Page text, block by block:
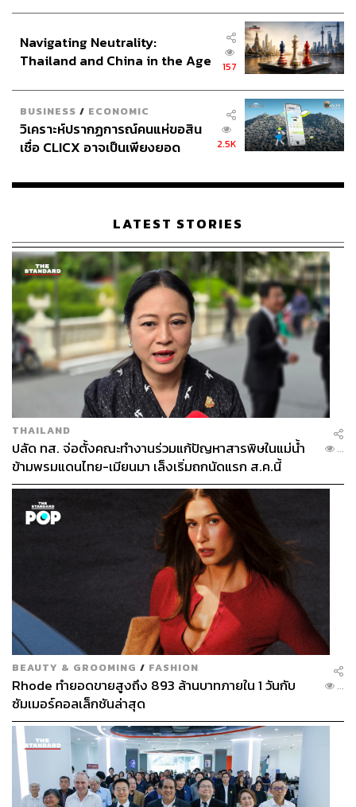
Navigating Neutrality:
Thailand and China in the Age
157
BUSINESS / ECONOMIC
วิเคราะห์ปรากฏการณ์คนแห่ขอสิน
เชื่อ CLICX อาจเป็นเพียงยอด
เรือนไทยที่ถูกซุกไว้
2.5K
LATEST STORIES
THAILAND
ปลัด ทส. จ่อตั้งคณะทำงานร่วมแก้ปัญหาสารพิษในแม่น้ำ
ข้ามพรมแดนไทย-เมียนมา เล็งเริ่มถกนัดแรก ส.ค.นี้
...
BEAUTY & GROOMING / FASHION
Rhode ทำยอดขายสูงถึง 893 ล้านบาทภายใน 1 วันกับ
ซัมเมอร์คอลเล็กชันล่าสุด
...